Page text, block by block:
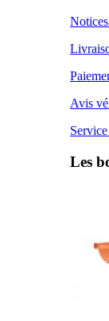
Avis
Les